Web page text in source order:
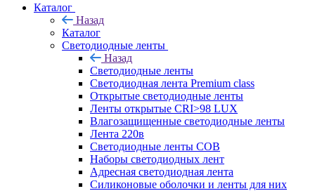
Каталог
Назад
Каталог
Светодиодные ленты
Назад
Светодиодные ленты
Светодиодная лента Premium class
Открытые светодиодные ленты
Ленты открытые CRI>98 LUX
Влагозащищенные светодиодные ленты
Лента 220в
Светодиодные ленты COB
Наборы светодиодных лент
Адресная светодиодная лента
Силиконовые оболочки и ленты для них